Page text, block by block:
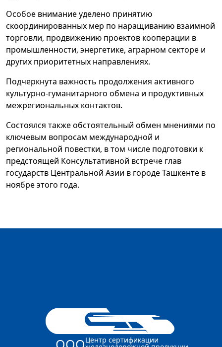
Особое внимание уделено принятию
скоординированных мер по наращиванию взаимной
торговли, продвижению проектов кооперации в
промышленности, энергетике, аграрном секторе и
других приоритетных направлениях.
Подчеркнута важность продолжения активного
культурно-гуманитарного обмена и продуктивных
межрегиональных контактов.
Состоялся также обстоятельный обмен мнениями по
ключевым вопросам международной и
региональной повестки, в том числе подготовки к
предстоящей Консультативной встрече глав
государств Центральной Азии в городе Ташкенте в
ноябре этого года.
Центр сертификации